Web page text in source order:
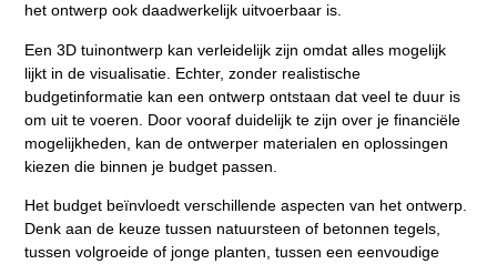
het ontwerp ook daadwerkelijk uitvoerbaar is.
Een 3D tuinontwerp kan verleidelijk zijn omdat alles mogelijk
lijkt in de visualisatie. Echter, zonder realistische
budgetinformatie kan een ontwerp ontstaan dat veel te duur is
om uit te voeren. Door vooraf duidelijk te zijn over je financiële
mogelijkheden, kan de ontwerper materialen en oplossingen
kiezen die binnen je budget passen.
Het budget beïnvloedt verschillende aspecten van het ontwerp.
Denk aan de keuze tussen natuursteen of betonnen tegels,
tussen volgroeide of jonge planten, tussen een eenvoudige